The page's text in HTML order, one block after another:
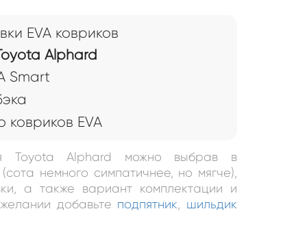
EVA ковриков
Alphard
Smart
EVA
Toyota Alphard можно выбрав в
немного симпатичнее, но мягче),
а также вариант комплектации и
добавьте подпятник шильдик